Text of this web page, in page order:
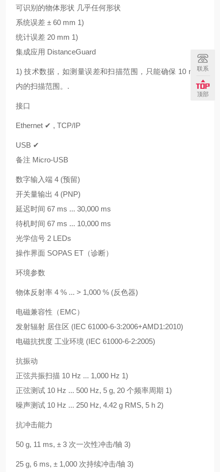
可识别的物体形状 几乎任何形状
系统误差 ± 60 mm 1)
统计误差 20 mm 1)
集成应用 DistanceGuard
1) 技术数据，如测量误差和扫描范围，只能确保 10 m 以
内的扫描范围。.
接口
Ethernet ✔ , TCP/IP
USB ✔
备注 Micro-USB
数字输入端 4 (预留)
开关量输出 4 (PNP)
延迟时间 67 ms ... 30,000 ms
待机时间 67 ms ... 10,000 ms
光学信号 2 LEDs
操作界面 SOPAS ET（诊断）
环境参数
物体反射率 4 % ... > 1,000 % (反色器)
电磁兼容性（EMC）
发射辐射 居住区 (IEC 61000-6-3:2006+AMD1:2010)
电磁抗扰度 工业环境 (IEC 61000-6-2:2005)
抗振动
正弦共振扫描 10 Hz ... 1,000 Hz 1)
正弦测试 10 Hz ... 500 Hz, 5 g, 20 个频率周期 1)
噪声测试 10 Hz ... 250 Hz, 4.42 g RMS, 5 h 2)
抗冲击能力
50 g, 11 ms, ± 3 次一次性冲击/轴 3)
25 g, 6 ms, ± 1,000 次持续冲击/轴 3)
联系
顶部